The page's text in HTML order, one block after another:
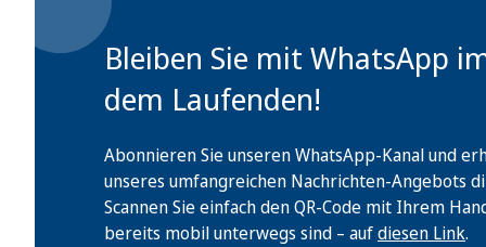
Bleiben Sie mit WhatsApp
dem Laufenden!
Abonnieren Sie unseren WhatsApp-Kanal und
unseres umfangreichen Nachrichten-Angebots
Scannen Sie einfach den QR-Code mit Ihrem
bereits mobil unterwegs sind – aufdiesen Link.